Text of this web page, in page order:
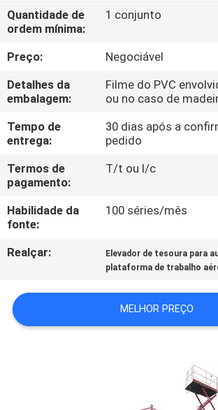
CONTROLE
DE
QUALIDADE
CONTACTE-
NOS
NOTÍCIAS
ORÇAMENTO
MAPA
DO
Quantidade de
ordem mínima:
1 conjunto
Preço:
Negociável
Detalhes da
embalagem:
Filme do PVC
ou no caso de
Tempo de
entrega:
30 dias após a
pedido
Termos de
pagamento:
T/t ou l/c
Habilidade da
fonte:
100 séries/mês
Realçar: Elevador de tesoura para
plataforma de trabalho
MELHOR PREÇO